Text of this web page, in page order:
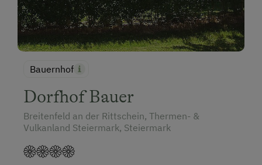
Bauernhof
Dorfhof Bauer
Breitenfeld an der Rittschein, Thermen- &
Vulkanland Steiermark, Steiermark